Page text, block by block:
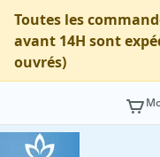
Toutes les
avant 14H sont
ouvrés)